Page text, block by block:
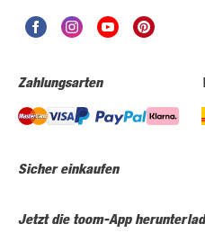
Zahlungsarten
Sicher einkaufen
Jetzt die toom-App